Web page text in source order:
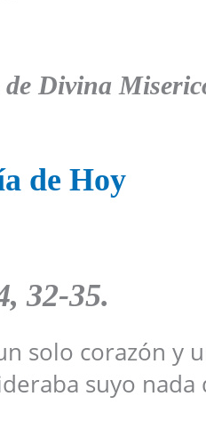
de Divina
de Hoy
32-35.
solo corazón y
suyo nada